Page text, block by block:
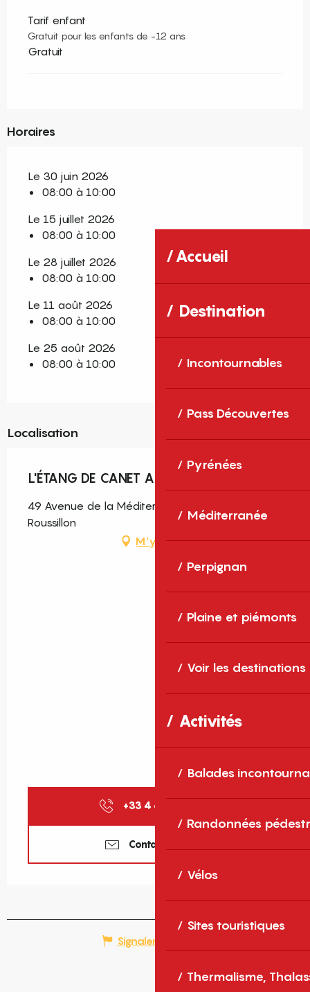
Accueil
Destination
Incontournables
Pass Découvertes
Pyrénées
Méditerranée
Perpignan
Plaine et piémonts
Voir les destinations
Activités
Balades
Randonnées
Vélos
Sites touristiques
Thermalisme,
Tarif enfant
Gratuit pour les enfants de -12 ans
Gratuit
Horaires
Le 30 juin 2026
08:00 à 10:00
Le 15 juillet 2026
08:00 à 10:00
Le 28 juillet 2026
08:00 à 10:00
Le 11 août 2026
08:00 à 10:00
Le 25 août 2026
08:00 à 10:00
Localisation
L'ÉTANG DE CANET A VELO
49 Avenue de la Méditerranée, Canet-en-
Roussillon
M'y rendre
+33 4 68 86 72
Contactez-nous
Signaler une erreur